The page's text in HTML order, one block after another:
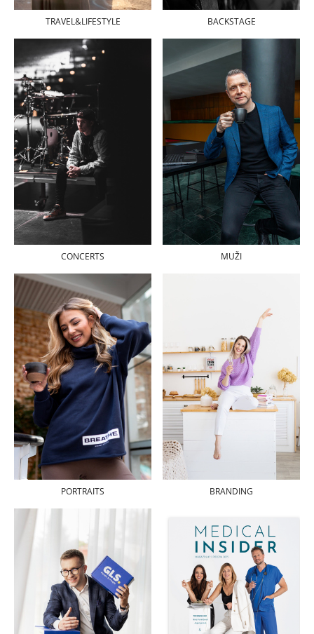
TRAVEL&LIFESTYLE BACKSTAGE
CONCERTS MUŽI
PORTRAITS BRANDING